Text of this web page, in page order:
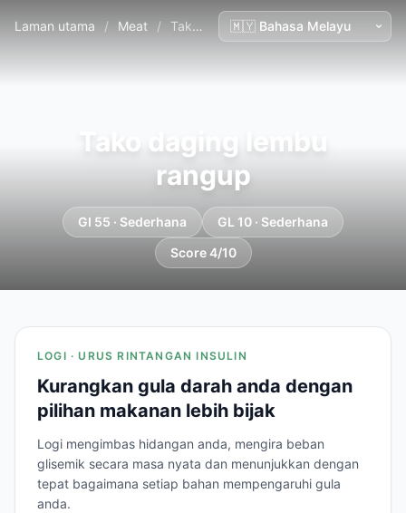
Laman utama / Meat / Tako daging lembu rangup
Tako daging lembu
rangup
GI 55 · Sederhana
GL 10 · Sederhana
Score 4/10
LOGI · URUS RINTANGAN INSULIN
Kurangkan gula darah anda dengan
pilihan makanan lebih bijak
Logi mengimbas hidangan anda, mengira beban
glisemik secara masa nyata dan menunjukkan dengan
tepat bagaimana setiap bahan mempengaruhi gula
anda.